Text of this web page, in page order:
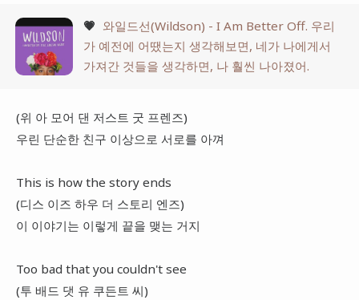
💗 와일드선(Wildson) - I Am Better Off. 우리
가 예전에 어땠는지 생각해보면, 네가 나에게서
가져간 것들을 생각하면, 나 훨씬 나아졌어.
(위 아 모어 댄 저스트 굿 프렌즈)
우린 단순한 친구 이상으로 서로를 아껴
This is how the story ends
(디스 이즈 하우 더 스토리 엔즈)
이 이야기는 이렇게 끝을 맺는 거지
Too bad that you couldn't see
(투 배드 댓 유 쿠든트 씨)